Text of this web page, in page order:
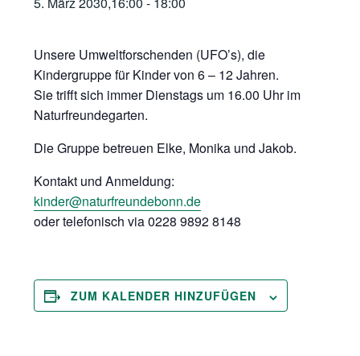
Unsere Umweltforschenden (UFO’s), die
Kindergruppe für Kinder von 6 – 12 Jahren.
Sie trifft sich immer Dienstags um 16.00 Uhr im
Naturfreundegarten.
Die Gruppe betreuen Elke, Monika und Jakob.
Kontakt und Anmeldung:
kinder@naturfreundebonn.de
oder telefonisch via 0228 9892 8148
ZUM KALENDER HINZUFÜGEN